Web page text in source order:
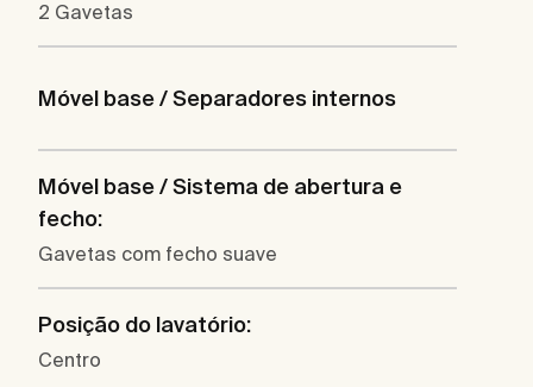
2 Gavetas
Móvel base / Separadores internos
Móvel base / Sistema de abertura e
fecho:
Gavetas com fecho suave
Posição do lavatório:
Centro